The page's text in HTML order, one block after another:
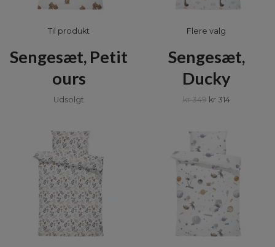
Til produkt
Sengesæt, Petit
ours
Udsolgt
Flere valg
Sengesæt,
Ducky
kr 349 kr 314